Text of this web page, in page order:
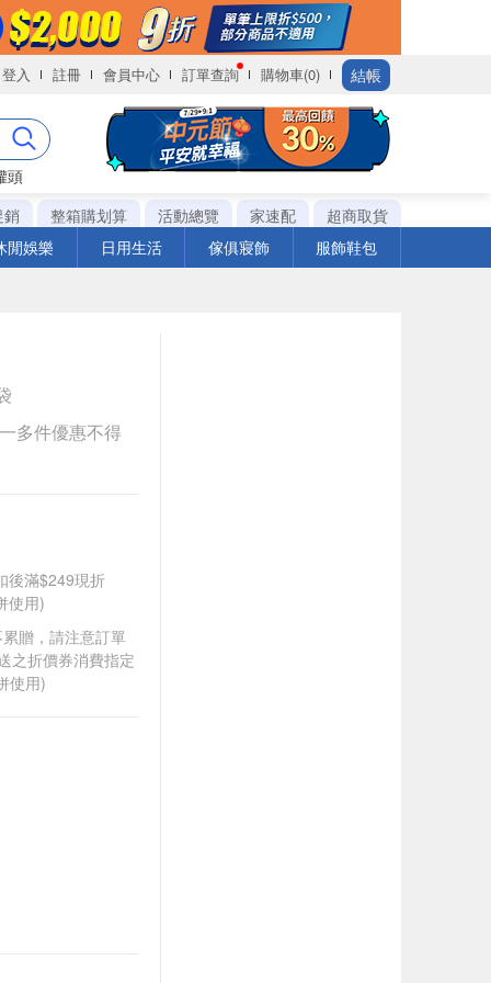
登入 註冊 會員中心 訂單查詢 購物車(0) 結帳
頭
銷
整箱購划算 活動總覽 家速配
超商取貨
閒娛樂
日用生活 傢俱寢飾 服飾鞋包
多件優惠不得
後滿$249現折
使用)
贈，請注意訂單
之折價券消費指定
使用)